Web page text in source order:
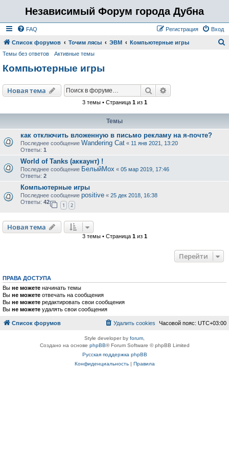
Независимый Форум города Дубна
FAQ Вход
Регистрация
Список форумов Точим лясы ЭВМ Компьютерные игры
Темы без ответов Активные темы
Компьютерные игры
Новая тема Поиск
3 темы • Страница 1из 1
Темы
как отключить вложенную в письмо рекламу на я-почте?
Последнее сообщение Wandering Cat « 11 янв 2021, 13:20
Ответы: 1
World of Tanks (аккаунт) !
Последнее сообщение БелыйМох « 05 мар 2019, 17:46
Ответы: 2
Компьютерные игры
Последнее сообщение positive « 25 дек 2018, 16:38
Ответы: 42
1 2
Новая тема
3 темы • Страница 1из 1
Перейти
ПРАВА ДОСТУПА
Вы не можете начинать темы
Вы не можете отвечать на сообщения
Вы не можете редактировать свои сообщения
Вы не можете удалять свои сообщения
Список форумов Часовой пояс: UTC+03:00
Удалить cookies
Style developer by forum
Создано на основе phpBB® Forum Software © phpBB Limited
Русская поддержка phpBB
Конфиденциальность| Правила